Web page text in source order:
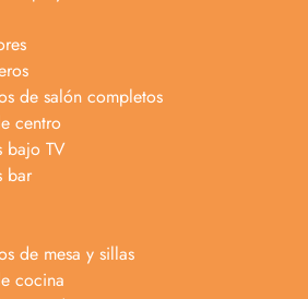
de salón completos
centro
bajo TV
bar
de mesa y sillas
cocina